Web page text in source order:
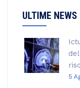
ULTIME NEWS
5